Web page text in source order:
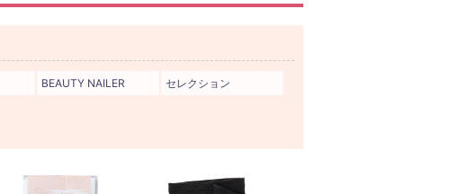
BEAUTY NAILER セレクション